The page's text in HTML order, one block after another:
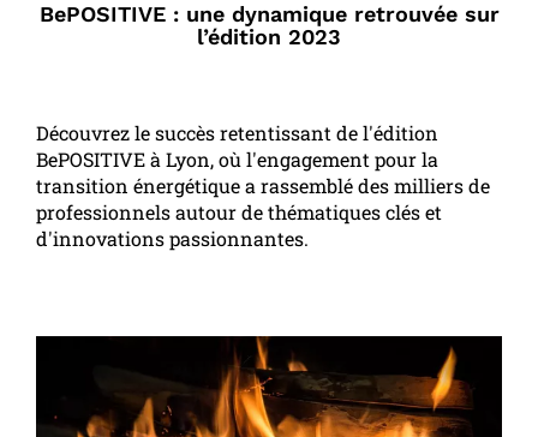
BePOSITIVE : une dynamique retrouvée sur
l’édition 2023
Découvrez le succès retentissant de l'édition
BePOSITIVE à Lyon, où l'engagement pour la
transition énergétique a rassemblé des milliers de
professionnels autour de thématiques clés et
d'innovations passionnantes.